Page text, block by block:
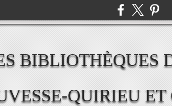
BIBLIOTHÈQUES
QUIRIEU